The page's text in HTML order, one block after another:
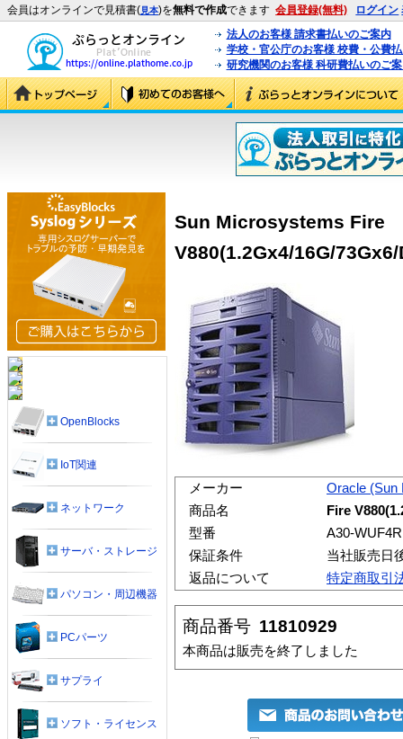
会員はオンラインで見積書(見本)を無料で作成できます 会員登録(無料) ログイン
法人のお客様 請求書払いのご案内
学校・官公庁のお客様 校費・公費
研究機関のお客様 科研費払いのご
Sun Microsystems Fire
V880(1.2Gx4/16G/
メーカー
Oracle (Sun
商品名
Fire
型番
A30-
保証条件
当社販売日
返品について
特定商取引
商品番号 11810929
本商品は販売を終了しました
OpenBlocks
IoT関連
ネットワーク
サーバ・ストレージ
パソコン・周辺機器
PCパーツ
サプライ
ソフト・ライセンス